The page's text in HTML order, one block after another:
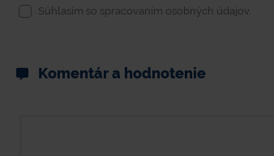
Súhlasím so spracovaním osobných údajov.
Komentár a hodnotenie